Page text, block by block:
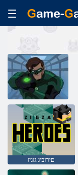
םירוביג גזגיז